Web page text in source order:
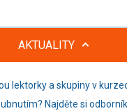
AKTUALITY
lektorky a skupiny v
Najděte si